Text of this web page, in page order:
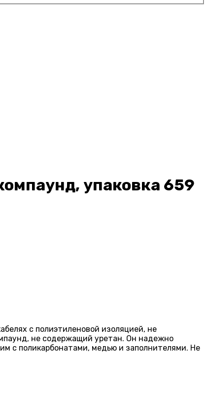
упаковка 659
с полиэтиленовой изоляцией, не
не содержащий уретан. Он надежно
с поликарбонатами, медью и заполнителями. Не